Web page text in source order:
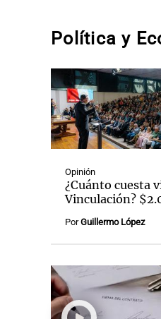
Política y
Opinión
¿Cuánto cuesta
Vinculación?
PorGuillermo López